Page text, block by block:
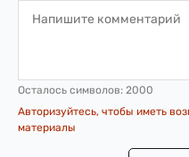
Осталось символов: 2000
Авторизуйтесь, чтобы иметь
материалы